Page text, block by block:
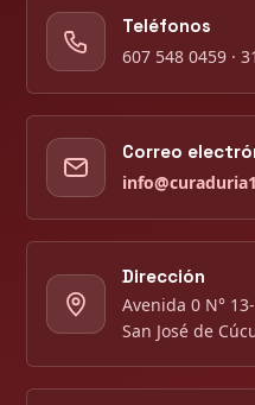
Teléfonos
607 548 0459 ·
Correo
Dirección
Avenida 0 N°
San José de